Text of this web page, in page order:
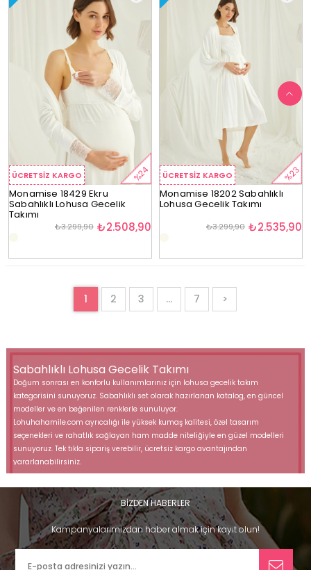
ÜCRETSIZ KARGO
ÜCRETSIZ KARGO %24
Monamise 18429 Ekru
Sabahlıklı Lohusa Gecelik
Takımı
₺2.508,90
₺3.299,90
ÜCRETSIZ KARGO %23
Monamise 18202 Sabahlıklı
Lohusa Gecelik Takımı
₺2.535,90
₺3.299,90
1 2 3 ... 7 >
Sabahlıklı Lohusa Gecelik Takımı
Doğum sonrası en konforlu kullanımlarınız için lohusa gecelik takım
kategorisini sunuyoruz. Sabahlıklı set olarak hazırlanan katalog, en güncel
modeller ve en beğenilen renklerle sunuluyor.
Lohuhahamile.com ayrıcalığı ile yüksek kumaş kalitesi, özel tasarım
seçenekleri ve rahatlık sağlayan ham madde niteliğiyle en güzel modelleri
sunuyoruz. Tek tıkla sipariş verebilir, ücretsiz kargo avantajından
yararlanabilirsiniz.
Lohusalara Özel 2019 Kreasyonları
Sabahlıklı lohusa gecelik takım modellerinde, geniş ürün yelpazesi sunuyoruz.
Dantel detaylı gecelik modelleri, gupür işlemeli modeller, fistolu gecelik
modellerinde renk ve model çeşitliliği ile sunumlar yapıyoruz. Geniş beden
skalamız ile S beden seçeneğinden 2XL ve 3XL seçeneklerinde gecelik
BİZDEN HABERLER
Kampanyalarımızdan haber almak için kayıt olun!